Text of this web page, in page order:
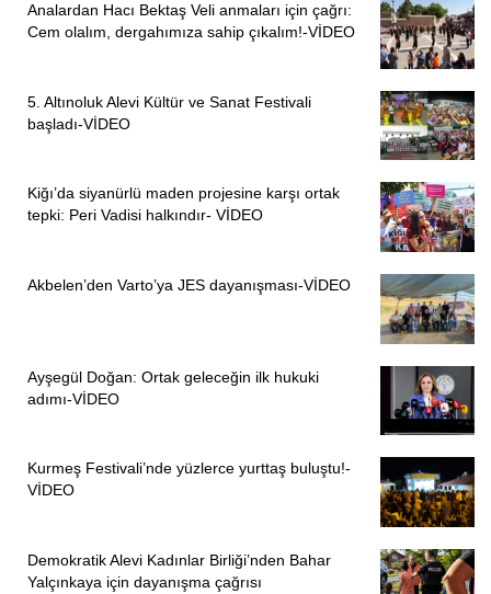
Analardan Hacı Bektaş Veli anmaları için çağrı:
Cem olalım, dergahımıza sahip çıkalım!-VİDEO
5. Altınoluk Alevi Kültür ve Sanat Festivali
başladı-VİDEO
Kiğı’da siyanürlü maden projesine karşı ortak
tepki: Peri Vadisi halkındır- VİDEO
Akbelen’den Varto’ya JES dayanışması-VİDEO
Ayşegül Doğan: Ortak geleceğin ilk hukuki
adımı-VİDEO
Kurmeş Festivali’nde yüzlerce yurttaş buluştu!-
VİDEO
Demokratik Alevi Kadınlar Birliği’nden Bahar
Yalçınkaya için dayanışma çağrısı